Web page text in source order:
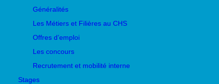
Généralités
Les Métiers et Filières au CHS
Offres d’emploi
Les concours
Recrutement et mobilité interne
Stages